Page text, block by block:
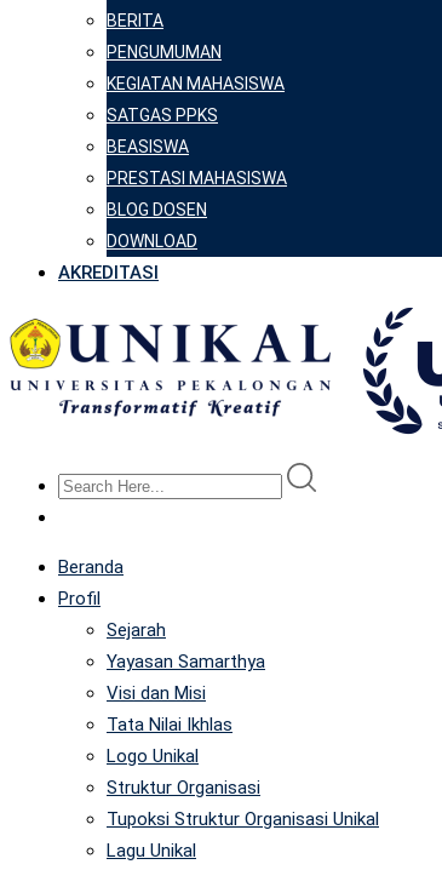
BERITA
PENGUMUMAN
KEGIATAN MAHASISWA
SATGAS PPKS
BEASISWA
PRESTASI MAHASISWA
BLOG DOSEN
DOWNLOAD
AKREDITASI
Beranda
Profil
Sejarah
Yayasan Samarthya
Visi dan Misi
Tata Nilai Ikhlas
Logo Unikal
Struktur Organisasi
Tupoksi Struktur Organisasi Unikal
Lagu Unikal